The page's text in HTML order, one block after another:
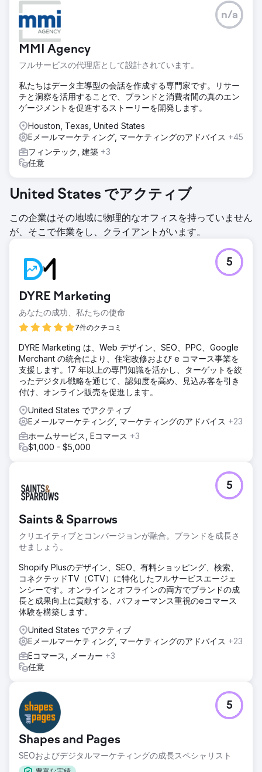
課題
私たちの目標は、非ブランド キーワードで強力な SEO プレ
ゼンスを構築し、より大きな検索ボリュームの機会を活用す
ることでした。クライアントの現在の SEO 戦略は、月間検
索数が 6,800 のブランド キーワードに重点を置いていまし
たが、月間検索数が 28,000 という大きな可能性を秘めた非
ブランド キーワード カテゴリでの可視性が不足していまし
た。
ソリューション
この課題に対処するために、私たちは大量の非ブランドキー
ワードをターゲットにしたコーナーストーン コンテンツ戦略
を実施しました。私たちの目標は、バックリンク活動に頼る
ことなく、権威と可視性を構築することでした。このコーナ
ーストーン コンテンツは、同じテーマ グループ内のロング
テール キーワードのネットワークによってサポートされ、関
た。すべてのコンテンツは、関連キーワード、メタ ディスク
リプション、構造化データを使用して最適化されました。
結果
SEO 戦略の改善により、非ブランド キーワードの可視性が
オーガニック トラフィックが 50% 増加しました。これによ
り、オーガニック SEO に起因する WhatsApp とメール フォ
ームを通じて 1,589 件のリードが生成されました。リードか
ック リードは約 120 万ランドの売上に影響を与え、検索可視
性の向上とターゲットを絞ったコンテンツがビジネスに多大
な影響を与えることが実証されました。
エージェンシーページに移動
MMI Agency
フルサービスの代理店として設計されています。
n/a
私たちはデータ主導型の会話を作成する専門家です。リサー
チと洞察を活用することで、ブランドと消費者間の真のエン
ゲージメントを促進するストーリーを開発します。
Houston, Texas, United States
Eメールマーケティング, マーケティングのアドバイス +45
フィンテック, 建築 +3
任意
United States でアクティブ
この企業はその地域に物理的なオフィスを持っていません
が、そこで作業をし、クライアントがいます。
DYRE Marketing
あなたの成功、私たちの使命
7件のクチコミ
5
DYRE Marketing は、Web デザイン、SEO、PPC、Google
Merchant の統合により、住宅改修および e コマース事業を
支援します。17 年以上の専門知識を活かし、ターゲットを絞
ったデジタル戦略を通じて、認知度を高め、見込み客を引き
付け、オンライン販売を促進します。
United States でアクティブ
Eメールマーケティング, マーケティングのアドバイス +23
ホームサービス, Eコマース +3
$1,000 - $5,000
Saints & Sparrows
クリエイティブとコンバージョンが融合。ブランドを成長さ
せましょう。
5
Shopify Plusのデザイン、SEO、有料ショッピング、検索、
コネクテッドTV（CTV）に特化したフルサービスエージェ
ンシーです。オンラインとオフラインの両方でブランドの成
長と成果向上に貢献する、パフォーマンス重視のeコマース
体験を構築します。
United States でアクティブ
Eメールマーケティング, マーケティングのアドバイス +23
Eコマース, メーカー +3
任意
Shapes and Pages
SEOおよびデジタルマーケティングの成長スペシャリスト
5